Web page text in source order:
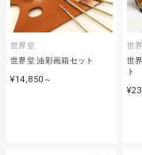
世界堂
世界堂 油彩画箱セット
¥14,850 ～
世
世
ト